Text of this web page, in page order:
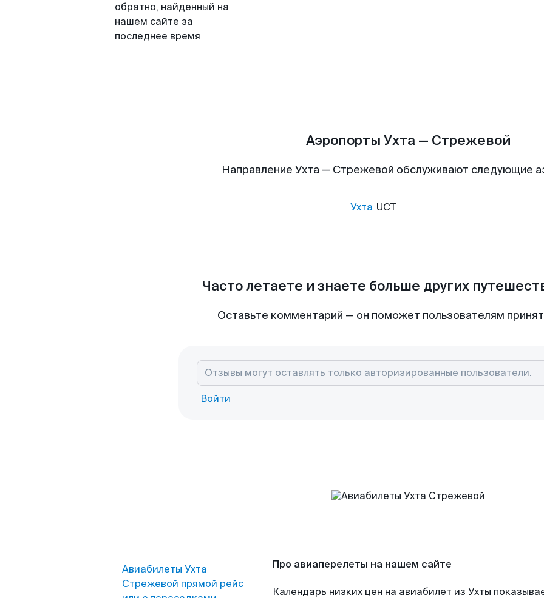
обратно, найденный на
нашем сайте за
последнее время
Аэропорты Ухта — Стрежевой
Направление Ухта — Стрежевой обслуживают следующие
Ухта UCT
Часто летаете и знаете больше других
Оставьте комментарий — он поможет пользователям
Войти
Авиабилеты Ухта
Стрежевой прямой рейс
Про авиаперелеты на нашем сайте
Календарь низких цен на авиабилет из Ухты